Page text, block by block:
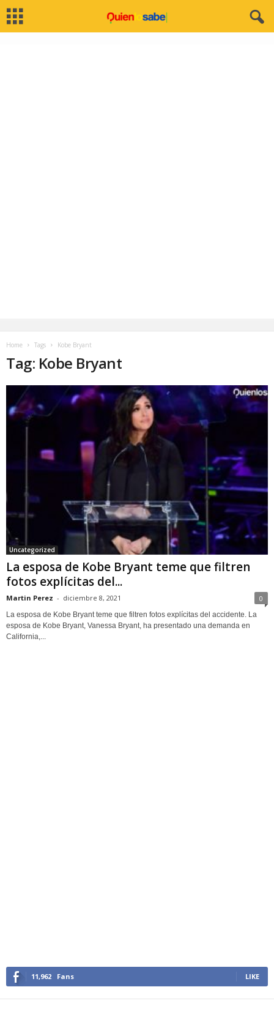
Home Tags Kobe Bryant
Tag: Kobe Bryant
Uncategorized
La esposa de Kobe Bryant teme que filtren
fotos explícitas del...
Martin Perez - diciembre 8, 2021 0
La esposa de Kobe Bryant teme que filtren fotos explícitas del accidente. La
esposa de Kobe Bryant, Vanessa Bryant, ha presentado una demanda en
California,...
11,962 Fans LIKE